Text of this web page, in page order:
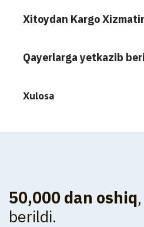
Xitoydan Kargo
Qayerlarga yetkazib
Xulosa
50,000 dan oshiq
berildi.